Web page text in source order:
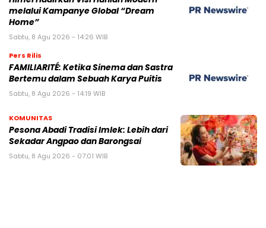
melalui Kampanye Global “Dream
Home”
Sabtu, 8 Agu 2026 - 14:26 WIB
Pers Rilis
FAMILIARITÉ: Ketika Sinema dan Sastra
Bertemu dalam Sebuah Karya Puitis
Sabtu, 8 Agu 2026 - 14:19 WIB
KOMUNITAS
Pesona Abadi Tradisi Imlek: Lebih dari
Sekadar Angpao dan Barongsai
Sabtu, 8 Agu 2026 - 07:01 WIB